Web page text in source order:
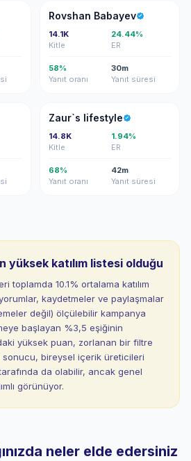
RB
Rovshan Babayev
14.1K
Kitle
24.44%
ER
58%
Yanıt oranı
30m
Yanıt süresi
ZL
Zaur`s lifestyle
14.8K
Kitle
1.94%
ER
68%
Yanıt oranı
42m
Yanıt süresi
yüksek katılım listesi olduğu
toplamda 10.1% ortalama katılım
kaydetmeler ve paylaşmalar
değil) ölçülebilir kampanya
başlayan %3,5 eşiğinin
yüksek puan, zorlanan bir filtre
bireysel içerik üreticileri
da olabilir, ancak genel
görünüyor.
neler elde edersiniz